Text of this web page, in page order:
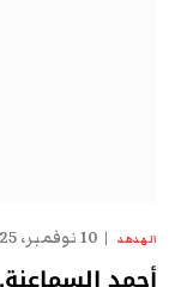
الهدهد 10 نوفمبر، 2025